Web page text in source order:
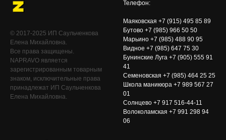
© 2017-2025 ИП Саульченкова
Елена Михайловна.
Все права защищены.
NAPRAVO является
зарегистрированным товарным
знаком, исключительные права
принадлежат ИП Саульченкова
Елена Михайловна.
Телефон:
Маяковская +7 (915) 495 85 89
Бутово +7 (985) 966 50 50
Марьино +7 (985) 488 90 95
Видное +7 (985) 647 75 30
Бунинские Луга +7 (905) 555 91
41
Семеновская +7 (985) 464 25 25
Школа маникюра +7 989 567 27
01
Солнцево +7 917 516-44-11
Волоколамская +7 991 298 94
06